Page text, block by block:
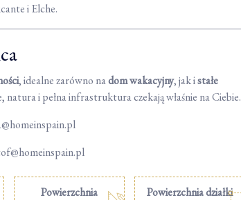
i Elche.
, idealne zarówno nadom wakacyjny, jak istałe
natura i pełna infrastruktura czekają właśnie na Ciebie.
Powierzchnia
Powierzchnia działki